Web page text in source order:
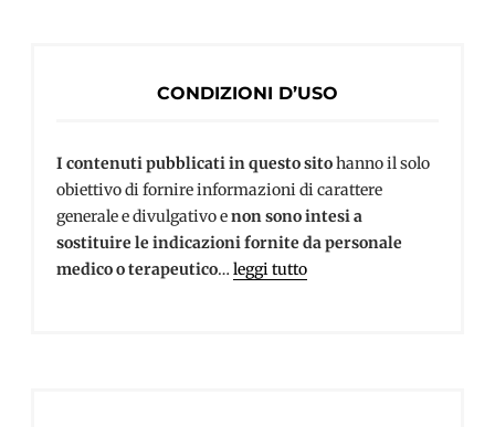
CONDIZIONI D’USO
I contenuti pubblicati in questo sitohanno il solo
obiettivo di fornire informazioni di carattere
generale e divulgativo enon sono intesi a
sostituire le indicazioni fornite da personale
medico o terapeutico… leggi tutto